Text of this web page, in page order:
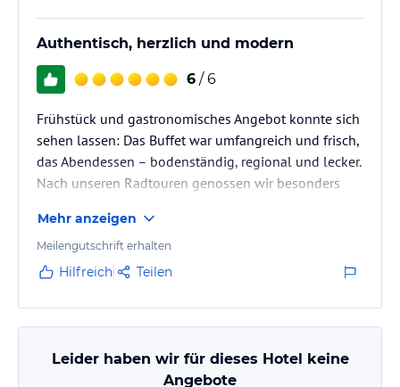
Authentisch, herzlich und modern
6 / 6
Frühstück und gastronomisches Angebot konnte sich
sehen lassen: Das Buffet war umfangreich und frisch,
das Abendessen – bodenständig, regional und lecker.
Nach unseren Radtouren genossen wir besonders
freundlich und aufmerksam.
Mehr anzeigen
Meilengutschrift erhalten
Hilfreich Teilen
Leider haben wir für dieses Hotel keine
Angebote